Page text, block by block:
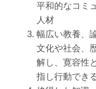
平和的なコミ
人材
幅広い教養、
文化や社会、
解し、寛容性
指し行動でき